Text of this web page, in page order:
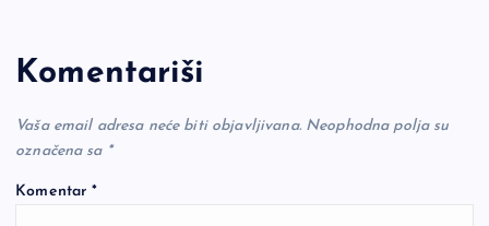
Komentariši
Vaša email adresa neće biti objavljivana. Neophodna polja su
označena sa *
Komentar*